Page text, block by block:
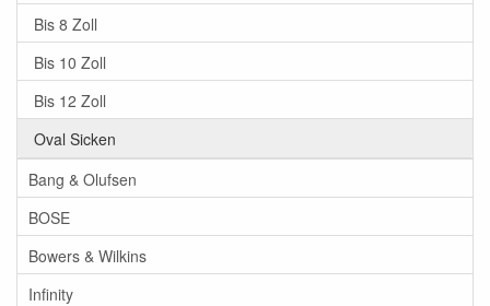
Bis 8 Zoll
Bis 10 Zoll
Bis 12 Zoll
Oval Sicken
Bang & Olufsen
BOSE
Bowers & Wilkins
Infinity